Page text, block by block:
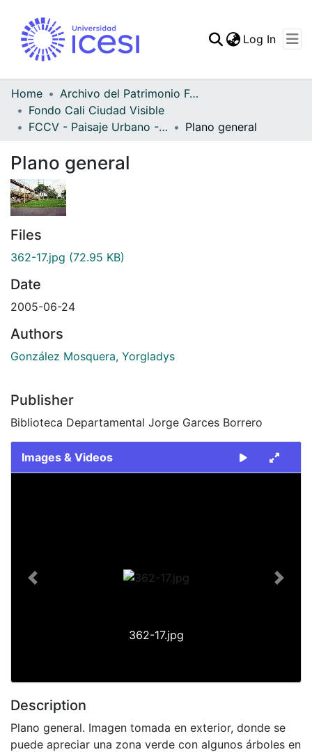
Log In
Home
Archivo del Patrimonio Fotográfico y Fílmico del Valle del Cauca
Fondo Cali Ciudad Visible
FCCV - Paisaje Urbano - Patrimonial
Plano general
Plano general
Files
362-17.jpg (72.95 KB)
Date
2005-06-24
Authors
González Mosquera, Yorgladys
Publisher
Biblioteca Departamental Jorge Garces Borrero
Images & Videos
362-17.jpg
Previous Next
Description
Plano general. Imagen tomada en exterior, donde se
puede apreciar una zona verde con algunos árboles en